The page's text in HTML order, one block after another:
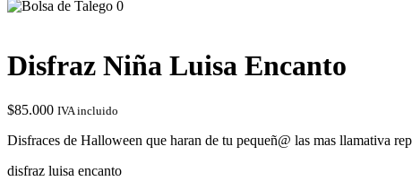
0
Disfraz Niña Luisa Encanto
$85.000 IVA incluido
Disfraces de Halloween que haran de tu pequeñ@ las mas llamativa
disfraz luisa encanto